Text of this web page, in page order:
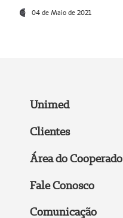
04 de Maio de 2021
Unimed
Clientes
Área do Cooperado
Fale Conosco
Comunicação